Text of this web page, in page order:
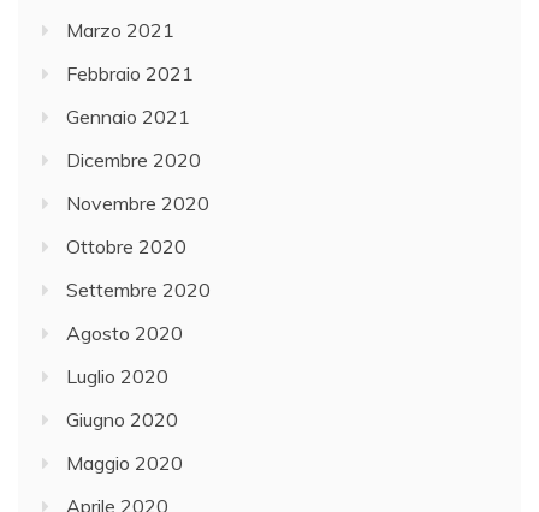
Marzo 2021
Febbraio 2021
Gennaio 2021
Dicembre 2020
Novembre 2020
Ottobre 2020
Settembre 2020
Agosto 2020
Luglio 2020
Giugno 2020
Maggio 2020
Aprile 2020